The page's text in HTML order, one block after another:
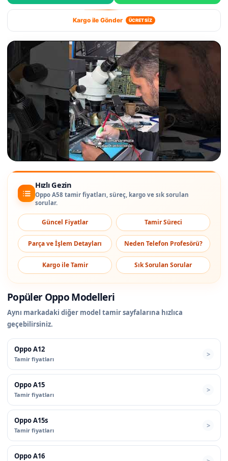
Kargo ile Gönder ÜCRETSİZ
Hızlı Gezin
Oppo A58 tamir fiyatları, süreç, kargo ve sık sorulan
sorular.
Güncel Fiyatlar Tamir Süreci
Parça ve İşlem Detayları Neden Telefon Profesörü?
Kargo ile Tamir Sık Sorulan Sorular
Popüler Oppo Modelleri
Aynı markadaki diğer model tamir sayfalarına hızlıca
geçebilirsiniz.
Oppo A12
Tamir fiyatları
Oppo A15
Tamir fiyatları
Oppo A15s
Tamir fiyatları
Oppo A16